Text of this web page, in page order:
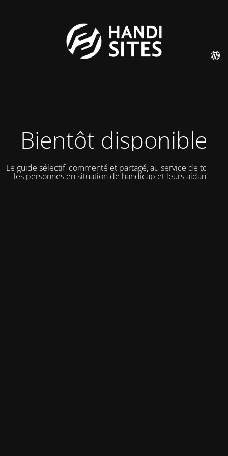
Bientôt disponible
Le guide sélectif, commenté et partagé, au service de toutes
les personnes en situation de handicap et leurs aidants.